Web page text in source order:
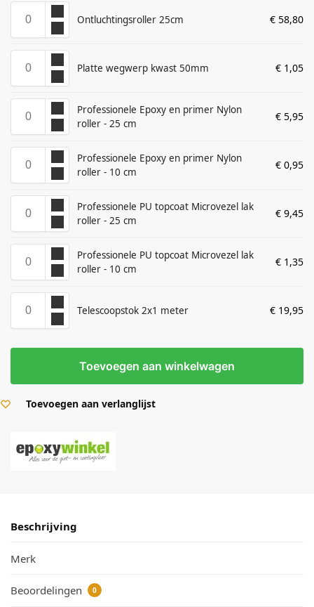
Ontluchtingsroller 25cm € 58,80
Platte wegwerp kwast 50mm € 1,05
Professionele Epoxy en primer Nylon
roller - 25 cm
€ 5,95
Professionele Epoxy en primer Nylon
roller - 10 cm
€ 0,95
Professionele PU topcoat Microvezel lak
roller - 25 cm
€ 9,45
Professionele PU topcoat Microvezel lak
roller - 10 cm
€ 1,35
Telescoopstok 2x1 meter € 19,95
Toevoegen aan winkelwagen
Toevoegen aan verlanglijst
Beschrijving
Merk
Beoordelingen 0